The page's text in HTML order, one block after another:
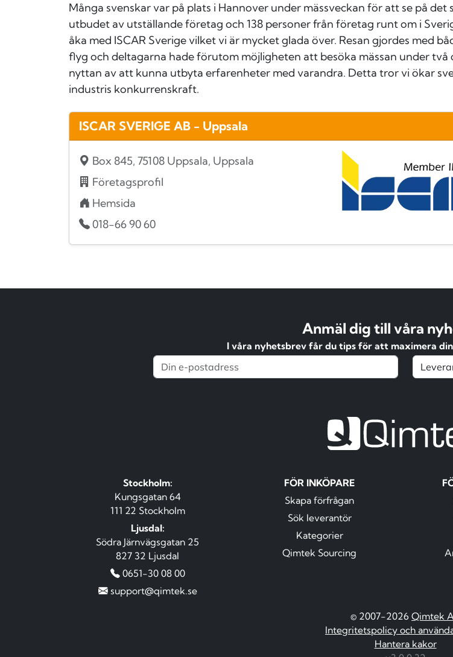
Många svenskar var på plats i Hannover under mässveckan för att se på det
utbudet av utställande företag och 138 personer från företag runt om i
åka med ISCAR Sverige vilket vi är mycket glada över. Resan gjordes med
flyg och deltagarna hade förutom möjligheten att besöka mässan under två
nyttan av att kunna utbyta erfarenheter med varandra. Detta tror vi ökar
industris konkurrenskraft.
ISCAR SVERIGE AB - Uppsala
Box 845, 75108 Uppsala, Uppsala
Företagsprofil
Hemsida
018-66 90 60
Anmäl dig till våra
I våra nyhetsbrev får du tips för att maximera
Stockholm:
Kungsgatan 64
111 22 Stockholm
Ljusdal:
Södra Järnvägsgatan 25
827 32 Ljusdal
0651-30 08 00
support@qimtek.se
FÖR INKÖPARE
Skapa förfrågan
Sök leverantör
Kategorier
Qimtek Sourcing
© 2007-2026 Qimtek
Integritetspolicy och
Hantera kakor